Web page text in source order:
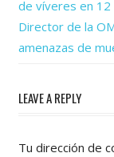
de
entradas
Post:
de víveres en 12
Next
Post:
Director de la
amenazas de
LEAVE A REPLY
Tu dirección de